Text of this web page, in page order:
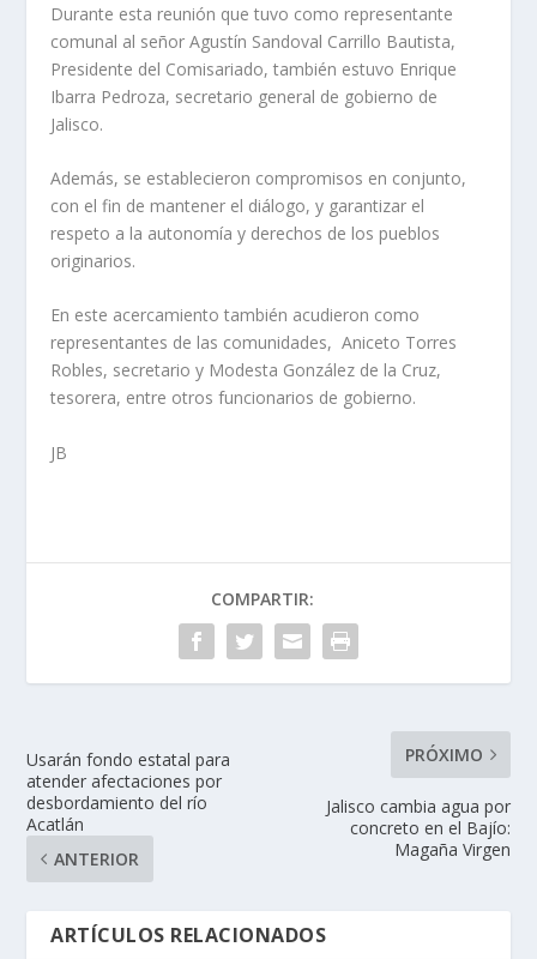
Durante esta reunión que tuvo como representante
comunal al señor Agustín Sandoval Carrillo Bautista,
Presidente del Comisariado, también estuvo Enrique
Ibarra Pedroza, secretario general de gobierno de
Jalisco.
Además, se establecieron compromisos en conjunto,
con el fin de mantener el diálogo, y garantizar el
respeto a la autonomía y derechos de los pueblos
originarios.
En este acercamiento también acudieron como
representantes de las comunidades, Aniceto Torres
Robles, secretario y Modesta González de la Cruz,
tesorera, entre otros funcionarios de gobierno.
JB
COMPARTIR:
Usarán fondo estatal para
atender afectaciones por
desbordamiento del río
Acatlán
ANTERIOR
PRÓXIMO
Jalisco cambia agua por
concreto en el Bajío:
Magaña Virgen
ARTÍCULOS RELACIONADOS